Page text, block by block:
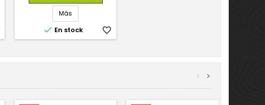
Más
 En stock favorite_border
>
<